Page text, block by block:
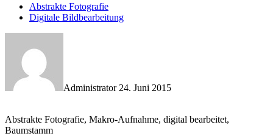
Abstrakte Fotografie
Digitale Bildbearbeitung
Administrator 24. Juni 2015
Abstrakte Fotografie, Makro-Aufnahme, digital bearbeitet,
Baumstamm